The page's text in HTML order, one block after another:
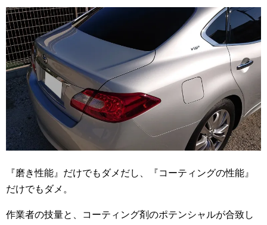
『磨き性能』だけでもダメだし、『コーティングの性能』
だけでもダメ。
作業者の技量と、コーティング剤のポテンシャルが合致し